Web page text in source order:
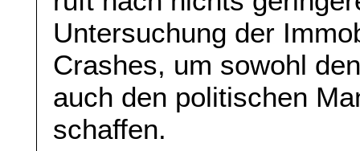
Untersuchung der
Crashes, um sowohl
auch den politischen
schaffen.